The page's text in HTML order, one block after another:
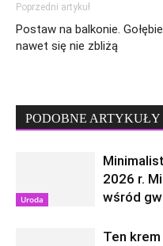
Poprzedni artykuł
Postaw na balkonie. Gołębie
nawet się nie zbliżą
PODOBNE ARTYKUŁY
Uroda
2026 r.
wśród
Ten krem